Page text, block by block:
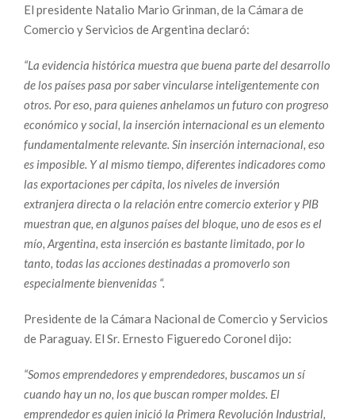
El presidente Natalio Mario Grinman, de la Cámara de
Comercio y Servicios de Argentina declaró:
“La evidencia histórica muestra que buena parte del desarrollo
de los países pasa por saber vincularse inteligentemente con
otros. Por eso, para quienes anhelamos un futuro con progreso
económico y social, la inserción internacional es un elemento
fundamentalmente relevante. Sin inserción internacional, eso
es imposible. Y al mismo tiempo, diferentes indicadores como
las exportaciones per cápita, los niveles de inversión
extranjera directa o la relación entre comercio exterior y PIB
muestran que, en algunos países del bloque, uno de esos es el
mío, Argentina, esta inserción es bastante limitado, por lo
tanto, todas las acciones destinadas a promoverlo son
especialmente bienvenidas “.
Presidente de la Cámara Nacional de Comercio y Servicios
de Paraguay. El Sr. Ernesto Figueredo Coronel dijo:
“Somos emprendedores y emprendedores, buscamos un sí
cuando hay un no, los que buscan romper moldes. El
emprendedor es quien inició la Primera Revolución Industrial,